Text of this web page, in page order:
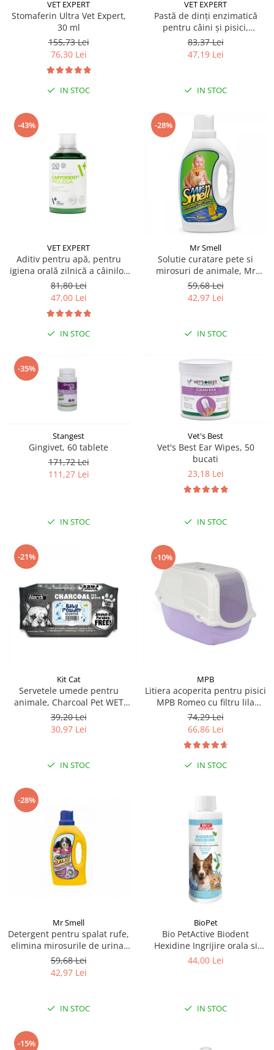
Sampoane si Balsamuri
Servetele Umede
Covorase absorbante
Curatare Ochi
Igiena Catel
Solutii Atractante si repelente
Custi transport - Pisici
Jucarii Pisici
Lese, Hamuri si Zgarzi
Paturi, perne si cosuri pentru pisici
Recompense Delicioase
VET EXPERT
Stomaferin Ultra Vet Expert,
30 ml
155,73 Lei
76,30 Lei
IN STOC
VET EXPERT
Pastă de dinți enzimatică
pentru câini și pisici,
CARYODENT VET EXPERT, gel,
50ml
83,37 Lei
47,19 Lei
IN STOC
-43%
VET EXPERT
Aditiv pentru apă, pentru
igiena orală zilnică a câinilor
și pisicilor Caryodent Proliqua
Vet Expert, 250ml
81,80 Lei
47,00 Lei
IN STOC
-28%
Mr Smell
Solutie curatare pete si
mirosuri de animale, Mr
Smell, Floral, 1000 ml
59,68 Lei
42,97 Lei
IN STOC
-35%
Stangest
Gingivet, 60 tablete
171,72 Lei
111,27 Lei
IN STOC
Vet's Best
Vet's Best Ear Wipes, 50
bucati
23,18 Lei
IN STOC
-21%
Kit Cat
Servetele umede pentru
animale, Charcoal Pet WET
Wipes, BABY POWDER- pachet
80 buc
39,20 Lei
30,97 Lei
IN STOC
-10%
MPB
Litiera acoperita pentru pisici
MPB Romeo cu filtru lila
57x39x41(h)cm
74,29 Lei
66,86 Lei
IN STOC
-28%
Mr Smell
Detergent pentru spalat rufe,
elimina mirosurile de urina,
Mr Smell, lavanda, 1L
59,68 Lei
42,97 Lei
IN STOC
BioPet
Bio PetActive Biodent
Hexidine Ingrijire orala si
dentara pentru caini si pisici
44,00 Lei
IN STOC
-15%